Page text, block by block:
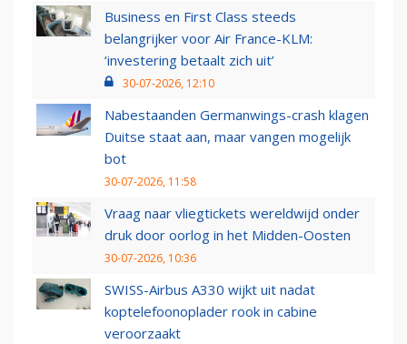
Business en First Class steeds
belangrijker voor Air France-KLM:
‘investering betaalt zich uit’
30-07-2026, 12:10
Nabestaanden Germanwings-crash klagen
Duitse staat aan, maar vangen mogelijk
bot
30-07-2026, 11:58
Vraag naar vliegtickets wereldwijd onder
druk door oorlog in het Midden-Oosten
30-07-2026, 10:36
SWISS-Airbus A330 wijkt uit nadat
koptelefoonoplader rook in cabine
veroorzaakt